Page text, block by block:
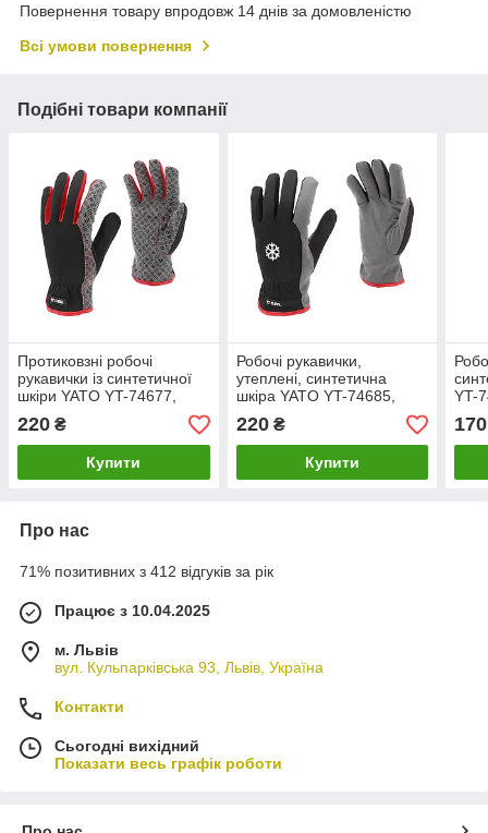
Повернення товару впродовж 14 днів за домовленістю
Всі умови повернення
Подібні товари компанії
Протиковзні робочі
рукавички із синтетичної
шкіри YATO YT-74677,
розмір 8
220 ₴
Купити
Робочі рукавички,
утеплені, синтетична
шкіра YATO YT-74685,
розмір 11
220₴
Купити
YT-
170
Про нас
71% позитивних з 412 відгуків за рік
Працює з 10.04.2025
м. Львів
вул. Кульпарківська 93, Львів, Україна
Контакти
Сьогодні вихідний
Показати весь графік роботи